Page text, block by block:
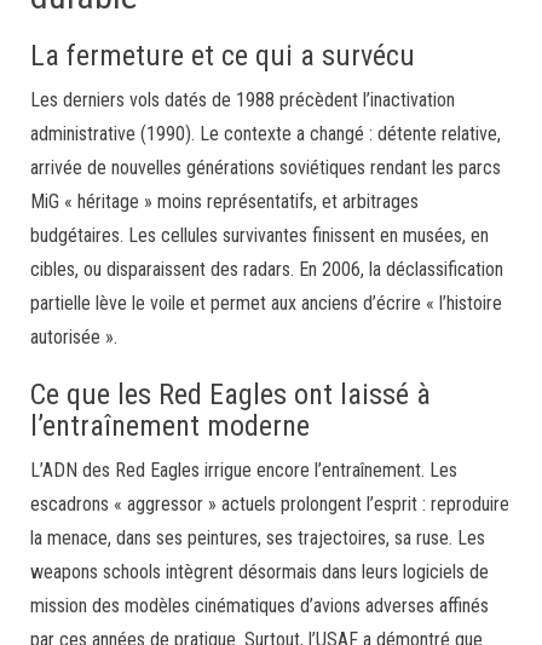
La fermeture et ce qui a survécu
Les derniers vols datés de 1988 précèdent l’inactivation
administrative (1990). Le contexte a changé : détente relative,
arrivée de nouvelles générations soviétiques rendant les parcs
MiG « héritage » moins représentatifs, et arbitrages
budgétaires. Les cellules survivantes finissent en musées, en
cibles, ou disparaissent des radars. En 2006, la déclassification
partielle lève le voile et permet aux anciens d’écrire « l’histoire
autorisée ».
Ce que les Red Eagles ont laissé à
l’entraînement moderne
L’ADN des Red Eagles irrigue encore l’entraînement. Les
escadrons « aggressor » actuels prolongent l’esprit : reproduire
la menace, dans ses peintures, ses trajectoires, sa ruse. Les
weapons schools intègrent désormais dans leurs logiciels de
mission des modèles cinématiques d’avions adverses affinés
par ces années de pratique. Surtout, l’USAF a démontré que